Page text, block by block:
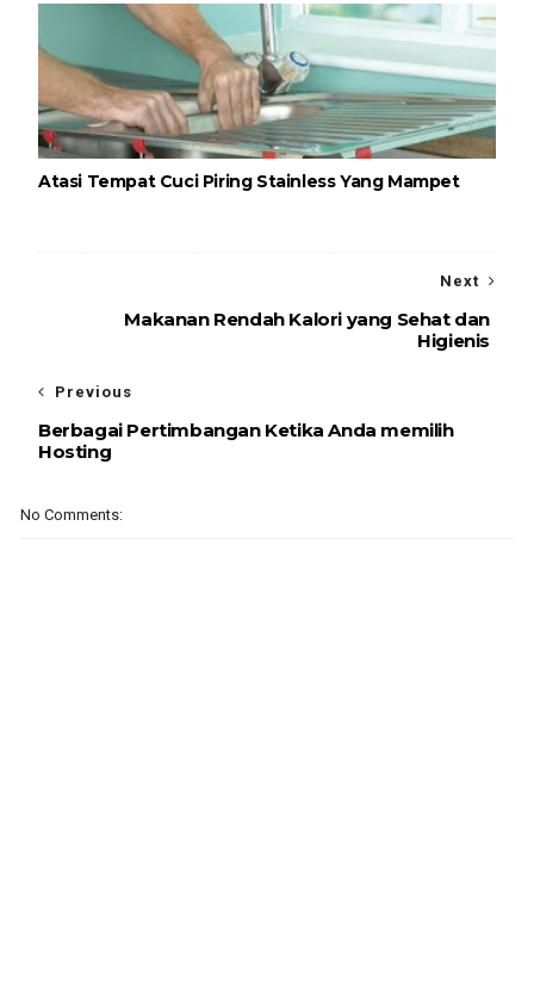
Atasi Tempat Cuci Piring Stainless Yang Mampet
Next
Makanan Rendah Kalori yang Sehat dan
Higienis
Previous
Berbagai Pertimbangan Ketika Anda memilih
Hosting
No Comments: